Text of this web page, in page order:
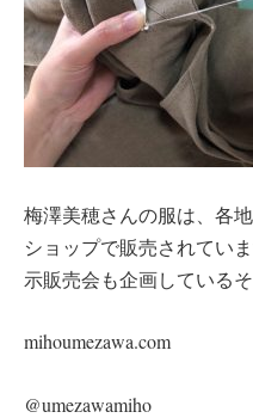
梅澤美穂さんの服は、各
ショップで販売されてい
示販売会も企画している
mihoumezawa.com
@umezawamiho